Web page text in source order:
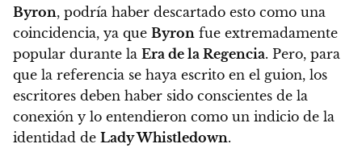
Byron, podría haber descartado esto como una
coincidencia, ya que Byron fue extremadamente
popular durante la Era de la Regencia. Pero, para
que la referencia se haya escrito en el guion, los
escritores deben haber sido conscientes de la
conexión y lo entendieron como un indicio de la
identidad de Lady Whistledown.